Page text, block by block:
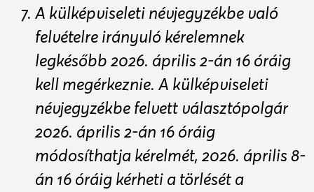
A külképviseleti névjegyzékbe való
felvételre irányuló kérelemnek
legkésőbb 2026. április 2-án 16 óráig
kell megérkeznie. A külképviseleti
névjegyzékbe felvett választópolgár
2026. április 2-án 16 óráig
módosíthatja kérelmét, 2026. április 8-
án 16 óráig kérheti a törlését a